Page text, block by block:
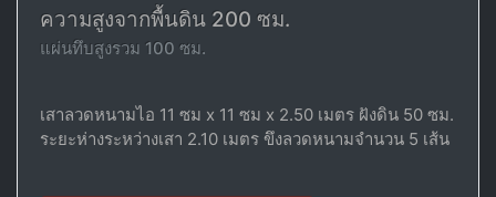
ความสูงจากพื้นดิน 200 ซม.
แผ่นทึบสูงรวม 100 ซม.
เสาลวดหนามไอ 11 ซม x 11 ซม x 2.50 เมตร ฝังดิน 50 ซม.
ระยะห่างระหว่างเสา 2.10 เมตร ขึงลวดหนามจำนวน 5 เส้น